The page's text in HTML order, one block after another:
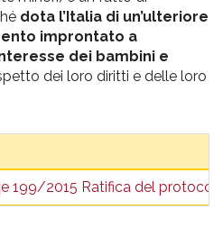
dota l’Italia di un’ulteriore
improntato a
dei bambini e
dei loro diritti e delle loro
199/2015 Ratifica del